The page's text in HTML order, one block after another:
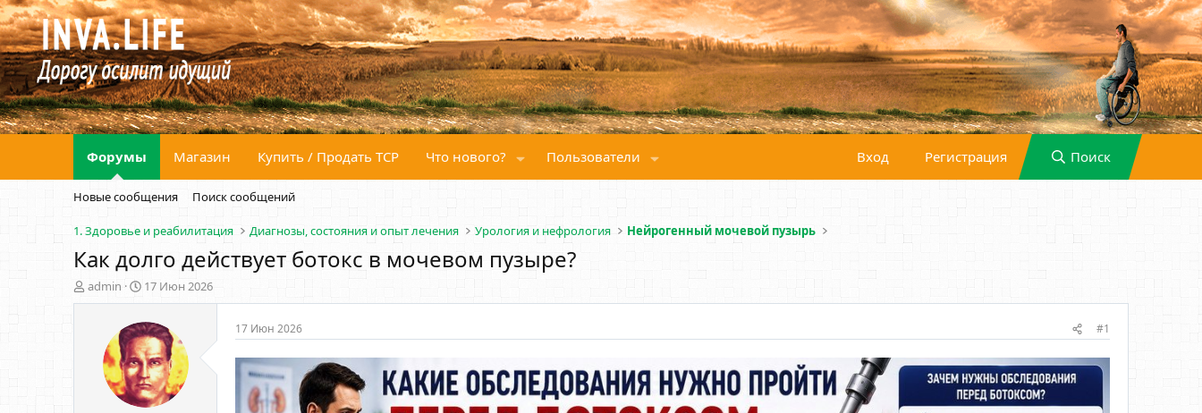
Форумы Магазин Купить / Продать ТСР Что нового? Пользователи Вход Регистрация Поиск
Новые сообщения Поиск сообщений
1. Здоровье и реабилитация Диагнозы, состояния и опыт лечения Урология и нефрология Нейрогенный мочевой пузырь
Как долго действует ботокс в мочевом пузыре?
А
в
admin
Д
а
а
н
а
ч
а
17 Июн 2026
17 Июн 2026 #1